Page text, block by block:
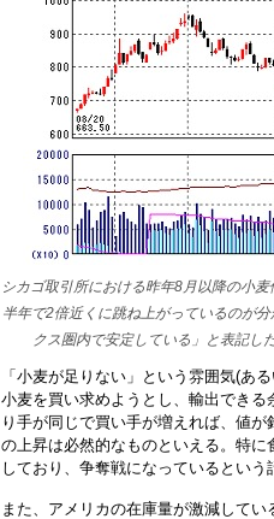
シカゴ取引所における昨年8月以降の小
半年で2倍近くに跳ね上がっているのが
クス圏内で安定している」と表記し
「小麦が足りない」という雰囲気(あ
小麦を買い求めようとし、輸出でき
り手が同じで買い手が増えれば、値
の上昇は必然的なものといえる。特
しており、争奪戦になっているという
また、アメリカの在庫量が激減して